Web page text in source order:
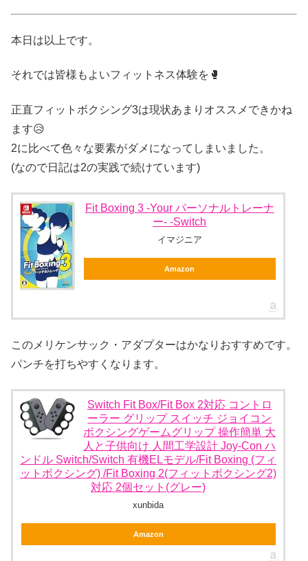
本日は以上です。
それでは皆様もよいフィットネス体験を🥊
正直フィットボクシング3は現状あまりオススメできかね
ます😥
2に比べて色々な要素がダメになってしまいました。
(なので日記は2の実践で続けています)
Fit Boxing 3 -Your パーソナルトレーナ
ー- -Switch
イマジニア
Amazon
このメリケンサック・アダプターはかなりおすすめです。
パンチを打ちやすくなります。
Switch Fit Box/Fit Box 2対応 コントロ
ーラー グリップ スイッチ ジョイコン
ボクシングゲームグリップ 操作簡単 大
人と子供向け 人間工学設計 Joy-Con ハ
ンドル Switch/Switch 有機ELモデル/Fit Boxing (フィ
ットボクシング) /Fit Boxing 2(フィットボクシング2)
対応 2個セット(グレー)
xunbida
Amazon